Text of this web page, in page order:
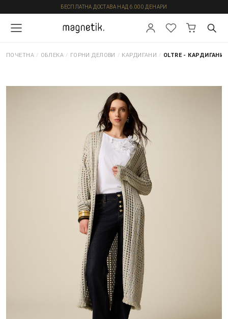
БЕСПЛАТНА ДОСТАВА НАД 6.000 ДЕНАРИ
ПОЧЕТНА / ОБЛЕКА / ГОРНИ ДЕЛОВИ / КАРДИГАНИ / OLTRE - КАРДИГАНИ